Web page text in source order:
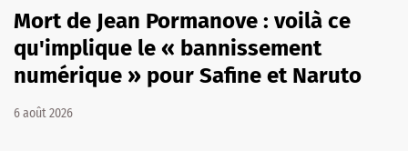
Mort de Jean Pormanove : voilà ce
qu'implique le « bannissement
numérique » pour Safine et Naruto
6 août 2026